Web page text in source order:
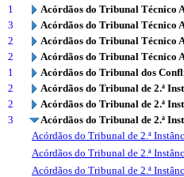
1
Acórdãos do Tribunal Técnico
3
Acórdãos do Tribunal Técnico
2
Acórdãos do Tribunal Técnico
2
Acórdãos do Tribunal Técnico
1
Acórdãos do Tribunal dos
2
Acórdãos do Tribunal de 2.ª
2
Acórdãos do Tribunal de 2.ª
3
Acórdãos do Tribunal de 2.ª
Acórdãos do Tribunal de 2.ª
Acórdãos do Tribunal de 2.ª
Acórdãos do Tribunal de 2.ª